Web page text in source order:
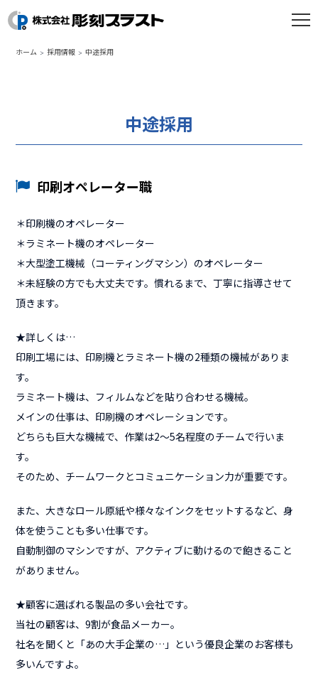
ホーム 採用情報 中途採用
中途採用
印刷オペレーター職
＊印刷機のオペレーター
＊ラミネート機のオペレーター
＊大型塗工機械（コーティングマシン）のオペレーター
＊未経験の方でも大丈夫です。慣れるまで、丁寧に指導させて
頂きます。
★詳しくは…
印刷工場には、印刷機とラミネート機の2種類の機械がありま
す。
ラミネート機は、フィルムなどを貼り合わせる機械。
メインの仕事は、印刷機のオペレーションです。
どちらも巨大な機械で、作業は2〜5名程度のチームで行いま
す。
そのため、チームワークとコミュニケーション力が重要です。
また、大きなロール原紙や様々なインクをセットするなど、身
体を使うことも多い仕事です。
自動制御のマシンですが、アクティブに動けるので飽きること
がありません。
★顧客に選ばれる製品の多い会社です。
当社の顧客は、9割が食品メーカー。
社名を聞くと「あの大手企業の…」という優良企業のお客様も
多いんですよ。